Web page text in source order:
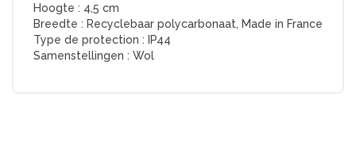
Hoogte : 4,5 cm
Breedte : Recyclebaar polycarbonaat, Made in France
Type de protection :
IP44
Samenstellingen : Wol